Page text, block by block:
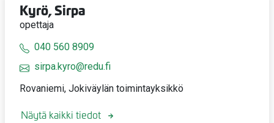
Kyrö, Sirpa
opettaja
040 560 8909
sirpa.kyro@redu.fi
Rovaniemi, Jokiväylän toimintayksikkö
Näytä kaikki tiedot